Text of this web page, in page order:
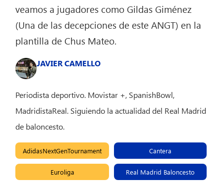
veamos a jugadores como Gildas Giménez
(Una de las decepciones de este ANGT) en la
plantilla de Chus Mateo.
JAVIER CAMELLO
Periodista deportivo. Movistar +, SpanishBowl,
MadridistaReal. Siguiendo la actualidad del Real Madrid
de baloncesto.
AdidasNextGenTournament Cantera
Euroliga Real Madrid Baloncesto